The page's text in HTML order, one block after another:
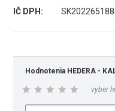
IČ DPH:
Hodnotenia HEDERA -
vyber